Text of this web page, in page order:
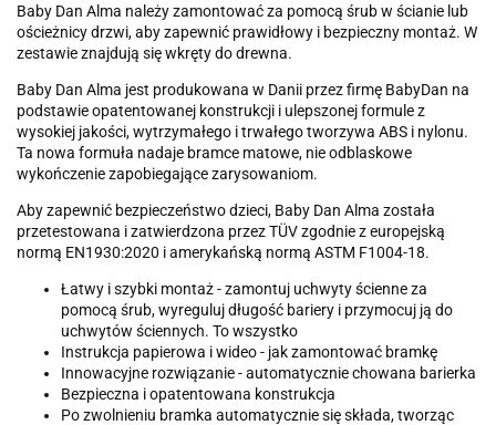
Baby Dan Alma należy zamontować za pomocą śrub w ścianie lub
ościeżnicy drzwi, aby zapewnić prawidłowy i bezpieczny montaż. W
zestawie znajdują się wkręty do drewna.
Baby Dan Alma jest produkowana w Danii przez firmę BabyDan na
podstawie opatentowanej konstrukcji i ulepszonej formule z
wysokiej jakości, wytrzymałego i trwałego tworzywa ABS i nylonu.
Ta nowa formuła nadaje bramce matowe, nie odblaskowe
wykończenie zapobiegające zarysowaniom.
Aby zapewnić bezpieczeństwo dzieci, Baby Dan Alma została
przetestowana i zatwierdzona przez TÜV zgodnie z europejską
normą EN1930:2020 i amerykańską normą ASTM F1004-18.
Łatwy i szybki montaż - zamontuj uchwyty ścienne za
pomocą śrub, wyreguluj długość bariery i przymocuj ją do
uchwytów ściennych. To wszystko
Instrukcja papierowa i wideo - jak zamontować bramkę
Innowacyjne rozwiązanie - automatycznie chowana barierka
Bezpieczna i opatentowana konstrukcja
Po zwolnieniu bramka automatycznie się składa, tworząc